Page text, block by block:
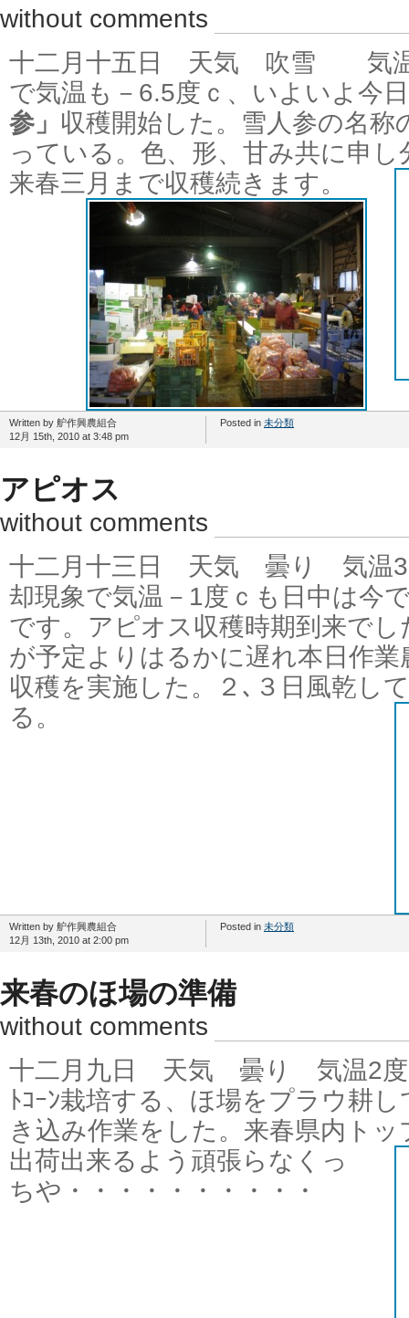
without comments
十二月十五日 天気 吹雪 気温
で気温も－6.5度ｃ、いよいよ今
参」 収穫開始した。雪人参の名
っている。色、形、甘み共に申
来春三月まで収穫続きます。
Written by 舮作興農組合
12月 15th, 2010 at 3:48 pm
Posted in 未分類
アピオス
without comments
十二月十三日 天気 曇り 気温
却現象で気温－1度ｃも日中は今
です。アピオス収穫時期到来で
が予定よりはるかに遅れ本日作
収穫を実施した。２､３日風乾し
る。
Written by 舮作興農組合
12月 13th, 2010 at 2:00 pm
Posted in 未分類
来春のほ場の準備
without comments
十二月九日 天気 曇り 気温2度
ﾄｺｰﾝ栽培する、ほ場をプラウ耕
き込み作業をした。来春県内トッ
出荷出来るよう頑張らなくっ
ちや・・・・・・・・・・